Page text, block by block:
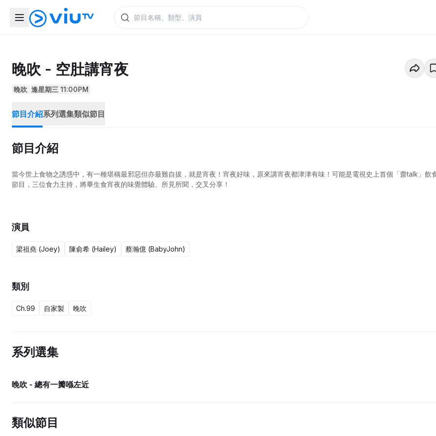
晚吹 - 空肚講宵夜
晚吹 逢星期三 11:00PM
節目介紹系列選集類似節目
節目介紹
當今世上食物之誘惑中，有一種堪稱最邪惡但亦最難自拔，就是宵夜！宵夜好味，原來講宵夜都津津有味！可能是電視史上首個「齋talk」飲
節目，三位食力主持，將畢生食宵夜的味覺體驗、所見所聞，交叉分享！
演員
梁祖堯 (Joey) 陳俞希 (Hailey) 蔡瀚億 (BabyJohn)
類別
Ch.99 自家製 晚吹
系列選集
晚吹 - 總有一瓣喺左近
類似節目